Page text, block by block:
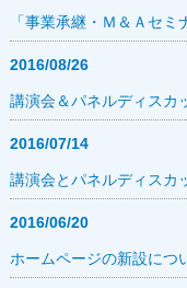
「事業承継・Ｍ＆Ａセ
2016/08/26
講演会＆パネルディスカ
2016/07/14
講演会とパネルディスカ
2016/06/20
ホームページの新設につ